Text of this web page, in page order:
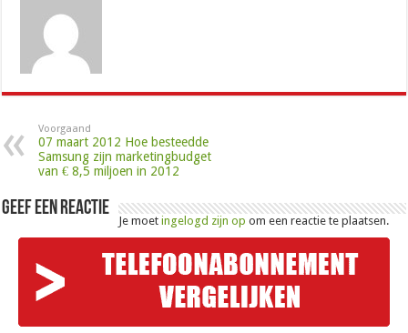
Voorgaand
07 maart 2012 Hoe besteedde
Samsung zijn marketingbudget
van € 8,5 miljoen in 2012
Geef een reactie
Je moetingelogd zijn op om een reactie te plaatsen.